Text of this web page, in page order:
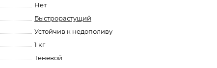
Нет
Быстрорастущий
Устойчив к недополиву
1 кг
Теневой